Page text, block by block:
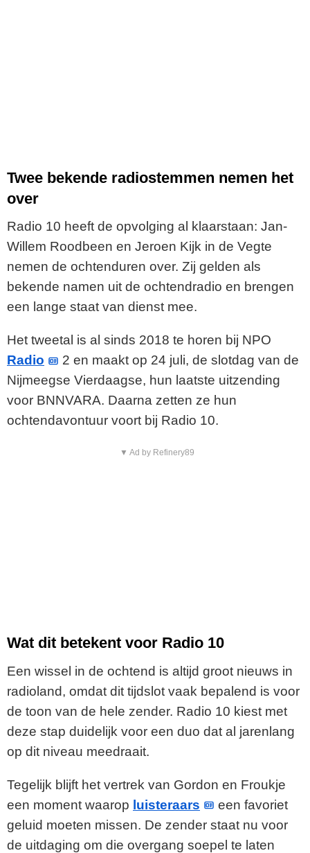
Twee bekende radiostemmen nemen het
over
Radio 10 heeft de opvolging al klaarstaan: Jan-
Willem Roodbeen en Jeroen Kijk in de Vegte
nemen de ochtenduren over. Zij gelden als
bekende namen uit de ochtendradio en brengen
een lange staat van dienst mee.
Het tweetal is al sinds 2018 te horen bij NPO
Radio
2 en maakt op 24 juli, de slotdag van de
Nijmeegse Vierdaagse, hun laatste uitzending
voor BNNVARA. Daarna zetten ze hun
ochtendavontuur voort bij Radio 10.
▼ Ad by Refinery89
Wat dit betekent voor Radio 10
Een wissel in de ochtend is altijd groot nieuws in
radioland, omdat dit tijdslot vaak bepalend is voor
de toon van de hele zender. Radio 10 kiest met
deze stap duidelijk voor een duo dat al jarenlang
op dit niveau meedraait.
Tegelijk blijft het vertrek van Gordon en Froukje
een moment waarop luisteraars
een favoriet
geluid moeten missen. De zender staat nu voor
de uitdaging om die overgang soepel te laten